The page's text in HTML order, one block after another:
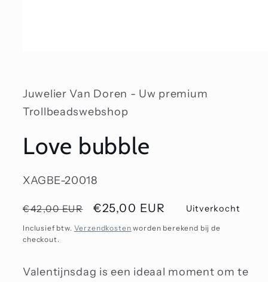
modaal
Juwelier Van Doren - Uw premium
Trollbeadswebshop
Love bubble
SKU:
XAGBE-20018
Normale
prijs
€42,00 EUR Aanbiedingsprijs
€25,00 EUR Uitverkocht
Inclusief btw. Verzendkosten worden berekend bij de
checkout.
Valentijnsdag is een ideaal moment om te